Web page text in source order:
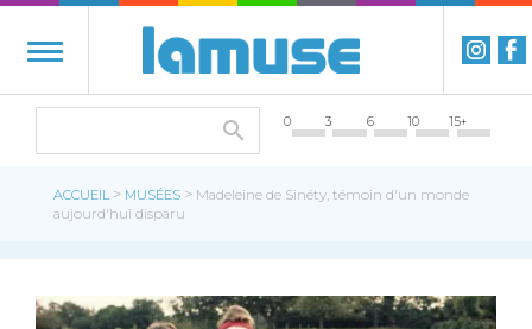
0 3 6 10 15+
ACCUEIL > MUSÉES > Madeleine de Sinéty, témoin d'un monde
aujourd'hui disparu